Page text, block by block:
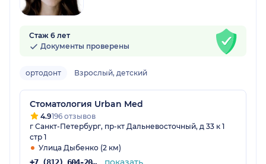
Стаж 6 лет
Документы проверены
ортодонт Взрослый, детский
Стоматология Urban Med
4.9196 отзывов
г Санкт-Петербург, пр-кт Дальневосточный, д 33 к 1
стр 1
Улица Дыбенко (2 км)